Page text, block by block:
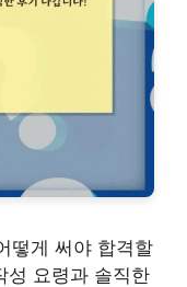
떻게 써야 합격할
성 요령과 솔직한